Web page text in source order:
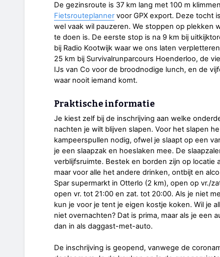
De gezinsroute is 37 km lang met 100 m
Fietsrouteplanner voor GPX export. Deze tocht
wel vaak wil pauzeren. We stoppen op plekken
te doen is. De eerste stop is na 9 km bij
bij Radio Kootwijk waar we ons laten
25 km bij Survivalrunparcours Hoenderloo, de
IJs van Co voor de broodnodige lunch, en de
waar nooit iemand komt.
Praktische informatie
Je kiest zelf bij de inschrijving aan welke
nachten je wilt blijven slapen. Voor het slapen
kampeerspullen nodig, ofwel je slaapt op een
je een slaapzak en hoeslaken mee. De
verblijfsruimte. Bestek en borden zijn op locatie
maar voor alle het andere drinken, ontbijt en
Spar supermarkt in Otterlo (2 km), open op vr./
open vr. tot 21:00 en zat. tot 20:00. Als je niet
kun je voor je tent je eigen kostje koken. Wil je
niet overnachten? Dat is prima, maar als je een
dan in als daggast-met-auto.
De inschrijving is geopend, vanwege de